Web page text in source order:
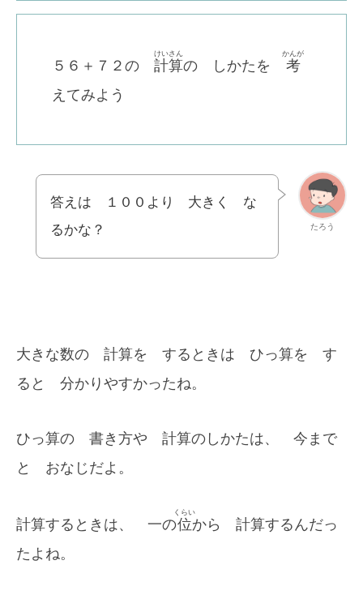
５６＋７２の 計算
けいさん
の しかたを 考
かんが
えてみよう
たろう
答えは １００より 大きく な
るかな？
大きな数の 計算を するときは ひっ算を す
ると 分かりやすかったね。
ひっ算の 書き方や 計算のしかたは、 今まで
と おなじだよ。
計算するときは、 一の位
くらい
から 計算するんだっ
たよね。